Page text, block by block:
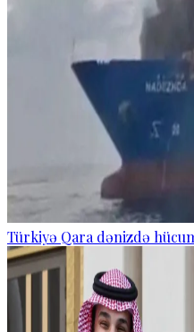
Türkiyə Qara dənizdə